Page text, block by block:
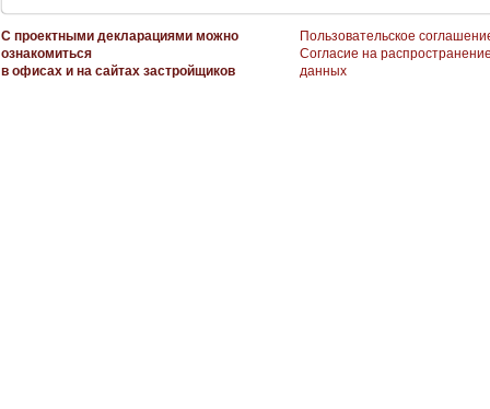
С проектными декларациями можно
ознакомиться
в офисах и на сайтах застройщиков
Пользовательское
Согласие на
данных